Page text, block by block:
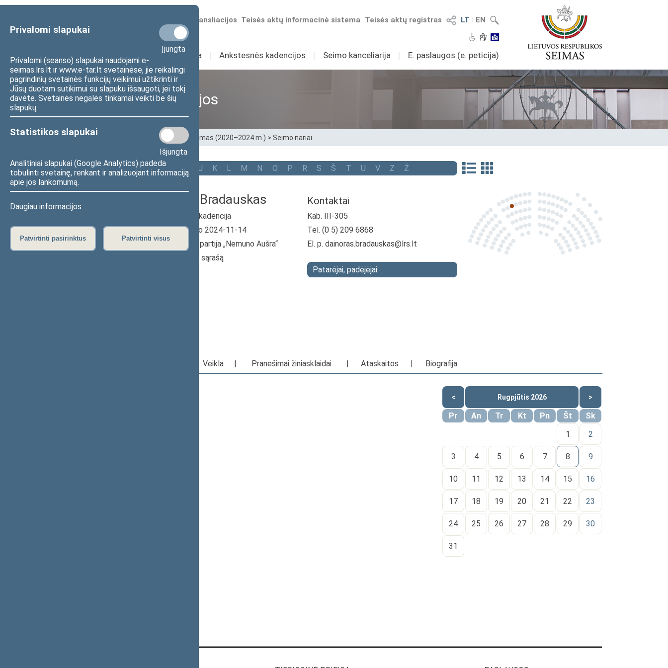
Privalomi slapukai
Įjungta
Privalomi (seanso) slapukai naudojami e-
seimas.lrs.lt ir www.e-tar.lt svetainėse, jie reikalingi
pagrindinių svetainės funkcijų veikimui užtikrinti ir
Jūsų duotam sutikimui su slapuku išsaugoti, jei tokį
davėte. Svetainės negalės tinkamai veikti be šių
slapukų.
Statistikos slapukai
Išjungta
Analitiniai slapukai (Google Analytics) padeda
tobulinti svetainę, renkant ir analizuojant informaciją
apie jos lankomumą.
Daugiau informacijos
Patvirtinti pasirinktus Patvirtinti visus
LT I EN
Teisės aktų registras
Teisės aktų informacinė sistema
Numatomos transliacijos
Sudėtis Veikla I Ankstesnės kadencijos I Seimo kanceliarija I E. paslaugos (e. peticija)
Ankstesnės kadencijos
Pradžia>Ankstesnės kadencijos > XIII Seimas (2020–2024 m.) > Seimo nariai
Visi A Ą B Č D G J K L M N O P R S Š T U V Z Ž
Dainoras Bradauskas
2024–2028 m. kadencija
Seimo narys nuo 2024-11-14
Iškėlė: Politinė partija „Nemuno Aušra“
Išrinktas: Pagal sąrašą
Kontaktai
Kab. III-305
Tel. (0 5) 209 6868
El. p. dainoras.bradauskas@lrs.lt
Patarėjai, padėjėjai
Veikla | Pranešimai žiniasklaidai | Ataskaitos | Biografija
< Rugpjūtis 2026 >
Pr An Tr Kt Pn Št
Sk
1
2
3 4 5 6 7 8 9
10 11 12 13 14 15 16
17 18 19 20 21 22 23
24 25 26 27 28 29 30
31